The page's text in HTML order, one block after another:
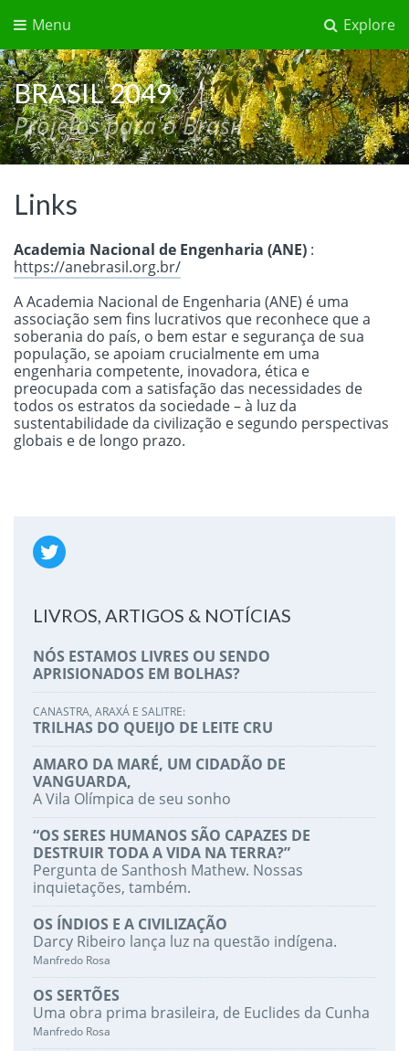
Explore
Menu
BRASIL 2049
Projetos para o Brasil
Links
Academia Nacional de Engenharia (ANE) :
https://anebrasil.org.br/
A Academia Nacional de Engenharia (ANE) é uma
associação sem fins lucrativos que reconhece que a
soberania do país, o bem estar e segurança de sua
população, se apoiam crucialmente em uma
engenharia competente, inovadora, ética e
preocupada com a satisfação das necessidades de
todos os estratos da sociedade – à luz da
sustentabilidade da civilização e segundo perspectivas
globais e de longo prazo.
LIVROS, ARTIGOS & NOTÍCIAS
NÓS ESTAMOS LIVRES OU SENDO
APRISIONADOS EM BOLHAS?
CANASTRA, ARAXÁ E SALITRE:
TRILHAS DO QUEIJO DE LEITE CRU
AMARO DA MARÉ, UM CIDADÃO DE
VANGUARDA,
A Vila Olímpica de seu sonho
“OS SERES HUMANOS SÃO CAPAZES DE
DESTRUIR TODA A VIDA NA TERRA?”
Pergunta de Santhosh Mathew. Nossas
inquietações, também.
OS ÍNDIOS E A CIVILIZAÇÃO
Darcy Ribeiro lança luz na questão indígena.
Manfredo Rosa
OS SERTÕES
Uma obra prima brasileira, de Euclides da Cunha
Manfredo Rosa